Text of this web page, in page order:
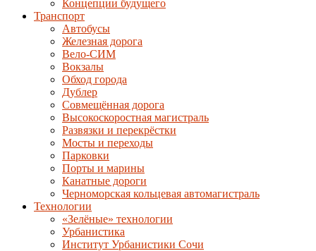
Концепции будущего
Транспорт
Автобусы
Железная дорога
Вело-СИМ
Вокзалы
Обход города
Дублер
Совмещённая дорога
Высокоскоростная магистраль
Развязки и перекрёстки
Мосты и переходы
Парковки
Порты и марины
Канатные дороги
Черноморская кольцевая автомагистраль
Технологии
«Зелёные» технологии
Урбанистика
Институт Урбанистики Сочи